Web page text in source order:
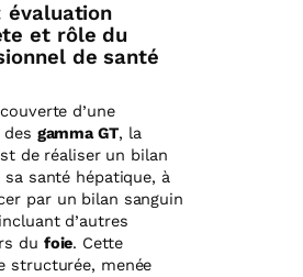
évaluation
et rôle du
de santé
d’une
gamma GT, la
de réaliser un bilan
sa santé hépatique, à
par un bilan sanguin
d’autres
du foie. Cette
structurée, menée